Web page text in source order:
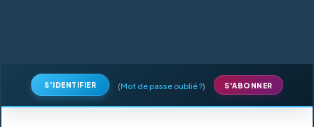
S'IDENTIFIER (Mot de passe oublié ?) S'ABONNER